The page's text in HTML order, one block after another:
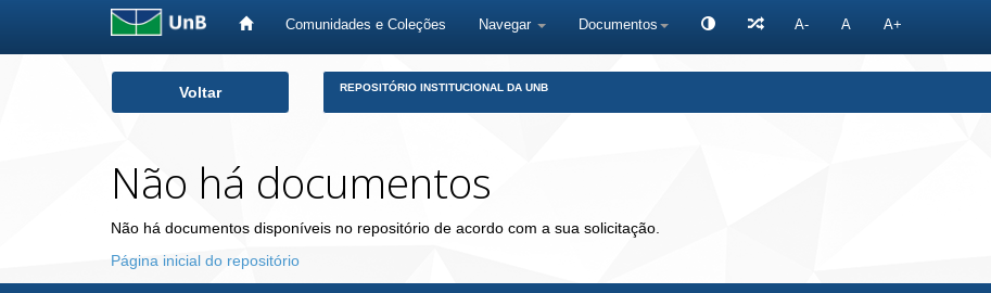
Comunidades e Coleções Navegar Documentos A- A A+
Voltar REPOSITÓRIO INSTITUCIONAL DA UNB
Não há documentos
Não há documentos disponíveis no repositório de acordo com a sua solicitação.
Página inicial do repositório